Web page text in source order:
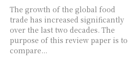
The growth of the global food
trade has increased significantly
over the last two decades. The
purpose of this review paper is to
compare...